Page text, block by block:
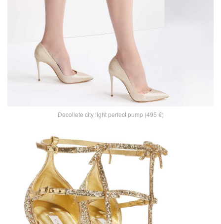
Decollete city light perfect pump (495 €)